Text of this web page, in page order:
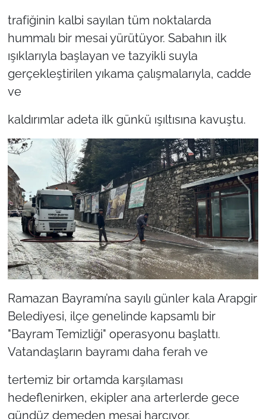
trafiğinin kalbi sayılan tüm noktalarda
hummalı bir mesai yürütüyor. Sabahın ilk
ışıklarıyla başlayan ve tazyikli suyla
gerçekleştirilen yıkama çalışmalarıyla, cadde
ve
kaldırımlar adeta ilk günkü ışıltısına kavuştu.
Ramazan Bayramı’na sayılı günler kala Arapgir
Belediyesi, ilçe genelinde kapsamlı bir
"Bayram Temizliği" operasyonu başlattı.
Vatandaşların bayramı daha ferah ve
tertemiz bir ortamda karşılaması
hedeflenirken, ekipler ana arterlerde gece
gündüz demeden mesai harcıyor.